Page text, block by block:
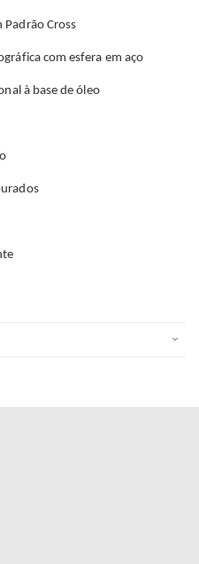
Padrão Cross
com esfera em aço
à base de óleo